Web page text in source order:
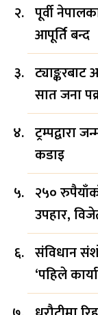
पूर्वी
आपूर्ति बन्द
ट्याङ्करबाट
सात जना
ट्रम्पद्वारा
कडाइ
२५०
उपहार,
संविधान
‘पहिले